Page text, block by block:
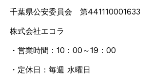
千葉県公安委員会 第441110001633
株式会社エコラ
・営業時間：10：00～19：00
・定休日：毎週 水曜日